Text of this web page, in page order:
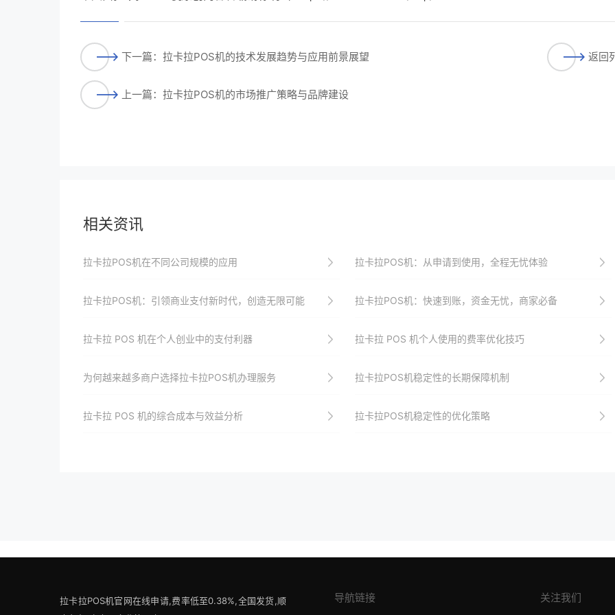
下一篇：拉卡拉POS机的技术发展趋势与应用前景展望
上一篇：拉卡拉POS机的市场推广策略与品牌建设
返回
相关资讯
拉卡拉POS机在不同公司规模的应用 拉卡拉POS机：从申请到使用，全程无忧体验
拉卡拉POS机：引领商业支付新时代，创造无限可能 拉卡拉POS机：快速到账，资金无忧，商家必备
拉卡拉 POS 机在个人创业中的支付利器 拉卡拉 POS 机个人使用的费率优化技巧
为何越来越多商户选择拉卡拉POS机办理服务 拉卡拉POS机稳定性的长期保障机制
拉卡拉 POS 机的综合成本与效益分析 拉卡拉POS机稳定性的优化策略
拉卡拉POS机官网在线申请,费率低至0.38%,全国发货,顺
导航链接 关注我们